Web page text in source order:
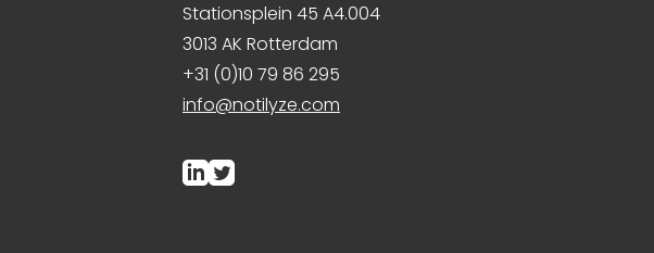
Stationsplein 45 A4.004
3013 AK Rotterdam
+31 (0)10 79 86 295
info@notilyze.com